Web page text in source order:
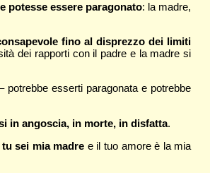
potesse essere paragonato: la madre,
fino al disprezzo dei limiti
dei rapporti con il padre e la madre si
potrebbe esserti paragonata e potrebbe
in angoscia, in morte, in disfatta.
tu sei mia madre e il tuo amore è la mia